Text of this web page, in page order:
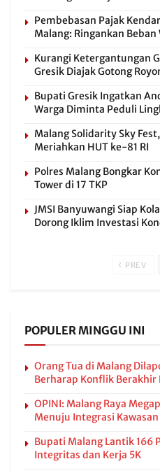
Pembebasan Pajak
Malang: Ringankan Beban
Kurangi Ketergantungan
Gresik Diajak Gotong
Bupati Gresik Ingatkan
Warga Diminta Peduli
Malang Solidarity Sky
Meriahkan HUT ke-81 RI
Polres Malang Bongkar
Tower di 17 TKP
JMSI Banyuwangi Siap
Dorong Iklim Investasi
PREV
POPULER MINGGU INI
Orang Tua di Malang
Berharap Konflik Berakhir
OPINI: Malang Raya
Menuju Integrasi Kawasan
Bupati Malang Lantik 166
Integritas dan Kerja 5K